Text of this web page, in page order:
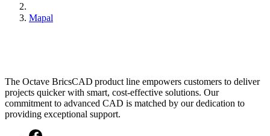
Mapal
The Octave BricsCAD product line empowers customers to deliver
projects quicker with smart, cost-effective solutions. Our
commitment to advanced CAD is matched by our dedication to
providing exceptional support.